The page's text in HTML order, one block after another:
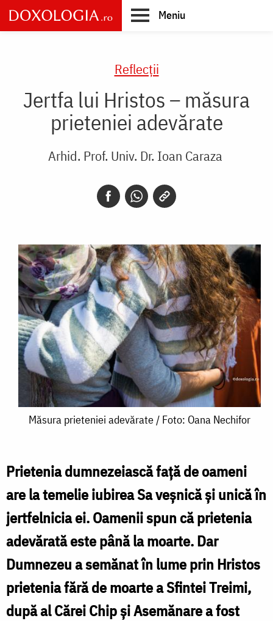
Skip
to
main
Meniu
Reflecții
Jertfa lui Hristos – măsura
prieteniei adevărate
Arhid. Prof. Univ. Dr. Ioan Caraza
Măsura
/
Foto:
Oana
Nechifor
Măsura prieteniei adevărate / Foto: Oana Nechifor
Prietenia dumnezeiască față de oameni
are la temelie iubirea Sa veșnică și unică în
jertfelnicia ei. Oamenii spun că prietenia
adevărată este până la moarte. Dar
Dumnezeu a semănat în lume prin Hristos
prietenia fără de moarte a Sfintei Treimi,
după al Cărei Chip și Asemănare a fost